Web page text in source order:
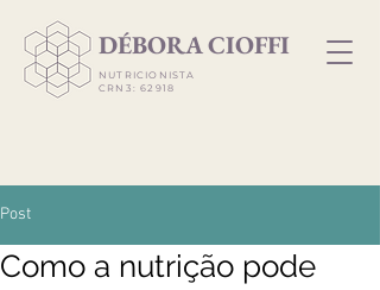
​DÉBORA CIOFFI
NUTRICIONISTA
CRN3: 62918
Post
Como a nutrição pode